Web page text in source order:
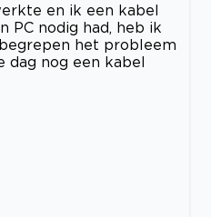
en ik een kabel
PC nodig had, heb ik
het probleem
dag nog een kabel